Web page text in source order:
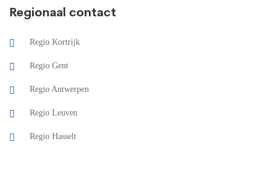
Regionaal contact
Regio Kortrijk
Regio Gent
Regio Antwerpen
Regio Leuven
Regio Hasselt